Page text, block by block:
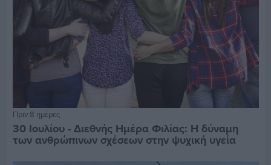
Πριν 8 ημέρες
30 Ιουλίου - Διεθνής Ημέρα Φιλίας: Η δύναμη
των ανθρώπινων σχέσεων στην ψυχική υγεία